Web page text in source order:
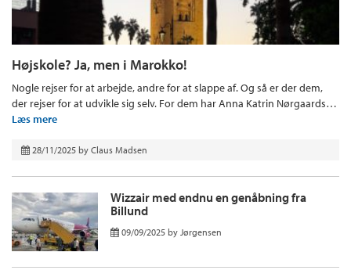
Højskole? Ja, men i Marokko!
Nogle rejser for at arbejde, andre for at slappe af. Og så er der dem,
der rejser for at udvikle sig selv. For dem har Anna Katrin Nørgaards…
Læs mere
28/11/2025 by Claus Madsen
Wizzair med endnu en genåbning fra
Billund
09/09/2025 by Jørgensen